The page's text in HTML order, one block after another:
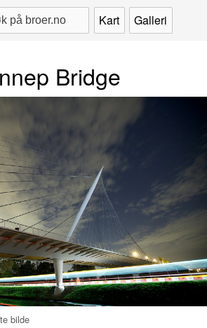
Kart Galleri
Bridge